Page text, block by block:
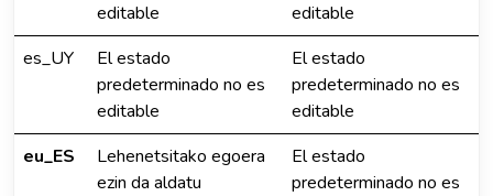
editable
editable
es_UY
El estado
predeterminado no es
editable
El estado
predeterminado no es
editable
eu_ES
Lehenetsitako egoera
ezin da aldatu
El estado
predeterminado no es